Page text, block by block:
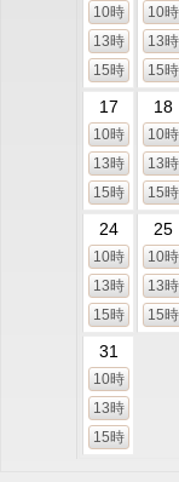
10時
13時
15時
10時
13時
15時
17
10時
13時
15時
18
10時
13時
15時
24
10時
13時
15時
25
10時
13時
15時
31
10時
13時
15時